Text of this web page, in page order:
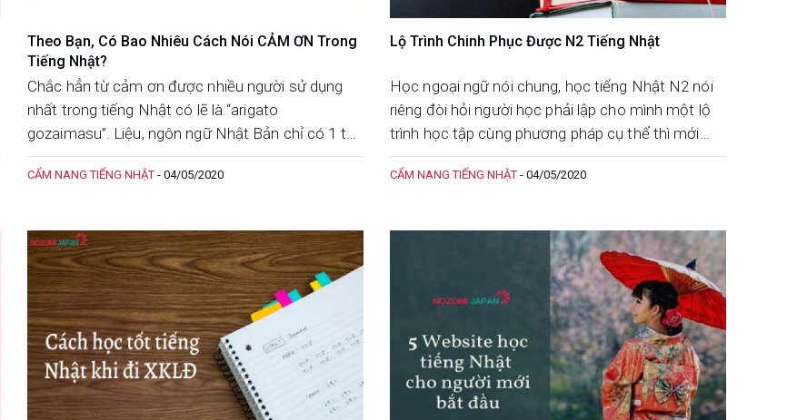
Theo Bạn, Có Bao Nhiêu Cách Nói CẢM ƠN Trong
Tiếng Nhật?
Chắc hẳn từ cảm ơn được nhiều người sử dụng
nhất trong tiếng Nhật có lẽ là “arigato
gozaimasu”. Liệu, ngôn ngữ Nhật Bản chỉ có 1 từ
để diễn tả hành động cảm ơn? Trong bài viết này,
chúng tôi sẽ giới thiệu đến bạn những cách nói
nhé
CẨM NANG TIẾNG NHẬT - 04/05/2020
Lộ Trình Chinh Phục Được N2 Tiếng Nhật
Học ngoại ngữ nói chung, học tiếng Nhật N2 nói
riêng đòi hỏi người học phải lập cho mình một lộ
trình học tập cùng phương pháp cụ thể thì mới
nhanh chóng đạt được những mục tiêu đã đề ra.
CẨM NANG TIẾNG NHẬT - 04/05/2020